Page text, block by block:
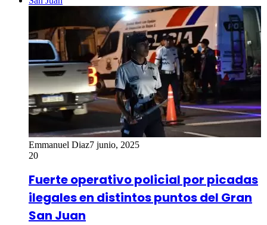
Emmanuel Diaz7 junio, 2025
20
Fuerte operativo policial por picadas
ilegales en distintos puntos del Gran
San Juan